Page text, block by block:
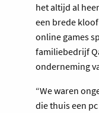
het altijd al
een brede
online games
familiebedrijf
onderneming
“We waren
die thuis een